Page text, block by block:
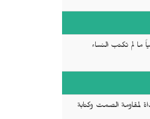
ما لم تكتب النساء
لمقاومة الصمت وكتابة